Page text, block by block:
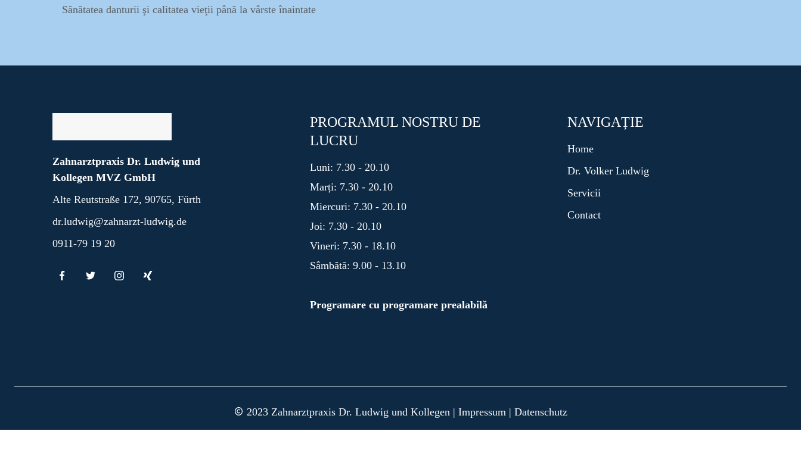
Sănătatea danturii şi calitatea vieţii până la vârste înaintate
Zahnarztpraxis Dr. Ludwig und
Kollegen MVZ GmbH
Alte Reutstraße 172, 90765, Fürth
dr.ludwig@zahnarzt-ludwig.de
0911-79 19 20
PROGRAMUL NOSTRU DE
LUCRU
Luni: 7.30 - 20.10
Marți: 7.30 - 20.10
Miercuri: 7.30 - 20.10
Joi: 7.30 - 20.10
Vineri: 7.30 - 18.10
Sâmbătă: 9.00 - 13.10
Programare cu programare prealabilă
NAVIGAȚIE
Home
Dr. Volker Ludwig
Servicii
Contact
2023 Zahnarztpraxis Dr. Ludwig und Kollegen |Impressum |Datenschutz